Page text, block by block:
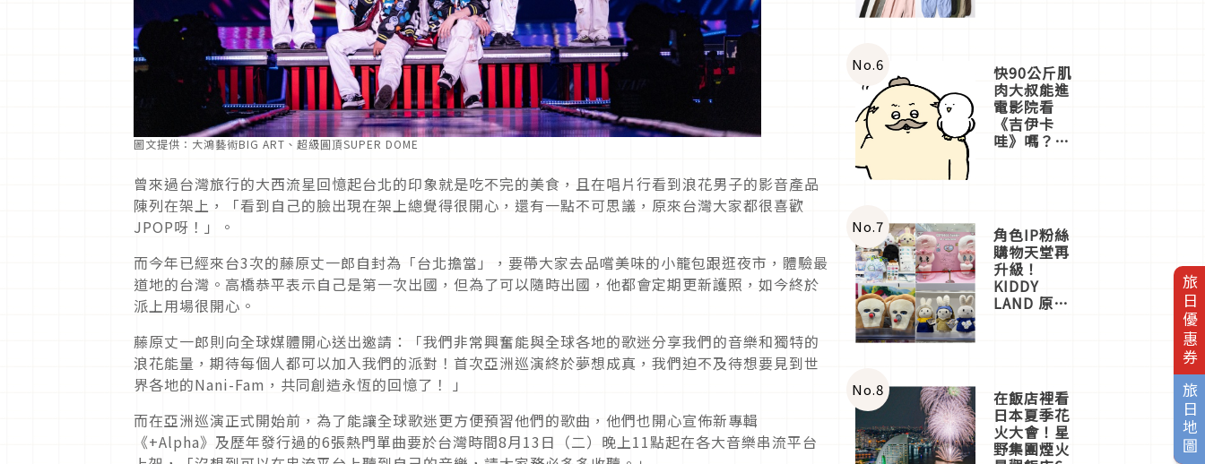
旅日優惠券
旅日地圖
圖文提供：大鴻藝術BIG ART、超級圓頂SUPER DOME
曾來過台灣旅行的大西流星回憶起台北的印象就是吃不完的美食，且在唱片行看到浪花男子的影音產品
陳列在架上，「看到自己的臉出現在架上總覺得很開心，還有一點不可思議，原來台灣大家都很喜歡
JPOP呀！」。
而今年已經來台3次的藤原丈一郎自封為「台北擔當」，要帶大家去品嚐美味的小籠包跟逛夜市，體驗最
道地的台灣。高橋恭平表示自己是第一次出國，但為了可以隨時出國，他都會定期更新護照，如今終於
派上用場很開心。
藤原丈一郎則向全球媒體開心送出邀請：「我們非常興奮能與全球各地的歌迷分享我們的音樂和獨特的
浪花能量，期待每個人都可以加入我們的派對！首次亞洲巡演終於夢想成真，我們迫不及待想要見到世
界各地的Nani-Fam，共同創造永恆的回憶了！ 」
而在亞洲巡演正式開始前，為了能讓全球歌迷更方便預習他們的歌曲，他們也開心宣佈新專輯
《+Alpha》及歷年發行過的6張熱門單曲要於台灣時間8月13日（二）晚上11點起在各大音樂串流平台
No.6 快90公斤肌
肉大叔能進
電影院看
《吉伊卡
哇》嗎？日
一同給出了
答案
No.7 角色IP粉絲
購物天堂再
升級！
KIDDY
LAND 原宿
店3分即達
No.8 在飯店裡看
日本夏季花
火大會！星
野集團煙火